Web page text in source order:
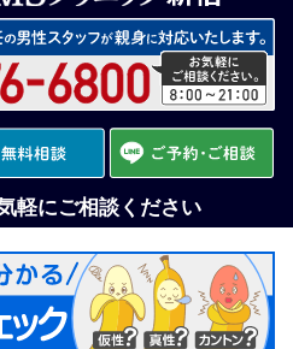
軽にご相談ください